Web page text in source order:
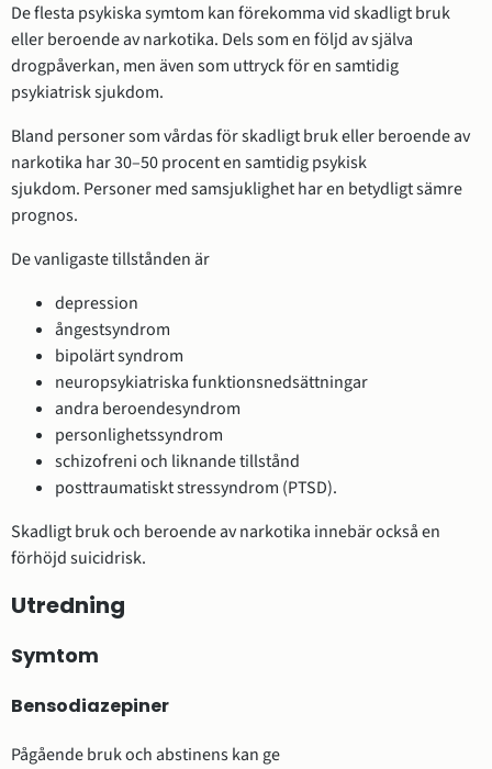
De flesta psykiska symtom kan förekomma vid skadligt bruk
eller beroende av narkotika. Dels som en följd av själva
drogpåverkan, men även som uttryck för en samtidig
psykiatrisk sjukdom.
Bland personer som vårdas för skadligt bruk eller beroende av
narkotika har 30–50 procent en samtidig psykisk
sjukdom. Personer med samsjuklighet har en betydligt sämre
prognos.
De vanligaste tillstånden är
depression
ångestsyndrom
bipolärt syndrom
neuropsykiatriska funktionsnedsättningar
andra beroendesyndrom
personlighetssyndrom
schizofreni och liknande tillstånd
posttraumatiskt stressyndrom (PTSD).
Skadligt bruk och beroende av narkotika innebär också en
förhöjd suicidrisk.
Utredning
Symtom
Bensodiazepiner
Pågående bruk och abstinens kan ge